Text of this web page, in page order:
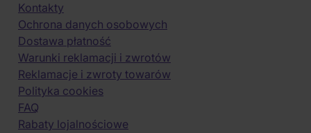
Kontakty
Ochrona danych osobowych
Dostawa płatność
Warunki reklamacji i zwrotów
Reklamacje i zwroty towarów
Polityka cookies
FAQ
Rabaty lojalnościowe